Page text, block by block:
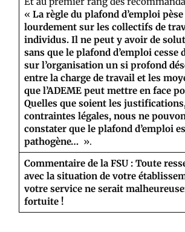
« La règle du plafond d’emploi
lourdement sur les collectifs de
individus. Il ne peut y avoir de
sans que le plafond d’emploi cesse
sur l’organisation un si profond
entre la charge de travail et les
que l’ADEME peut mettre en face
Quelles que soient les
contraintes légales, nous ne
constater que le plafond d’emploi
pathogène… ».
Commentaire de la FSU : Toute
avec la situation de votre
votre service ne serait
fortuite !